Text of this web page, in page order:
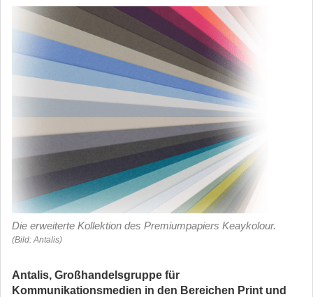
Die erweiterte Kollektion des Premiumpapiers Keaykolour.
(Bild: Antalis)
Antalis, Großhandelsgruppe für
Kommunikationsmedien in den Bereichen Print und